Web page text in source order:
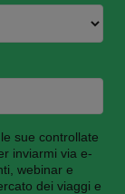
sue controllate
inviarmi via e-
webinar e
dei viaggi e